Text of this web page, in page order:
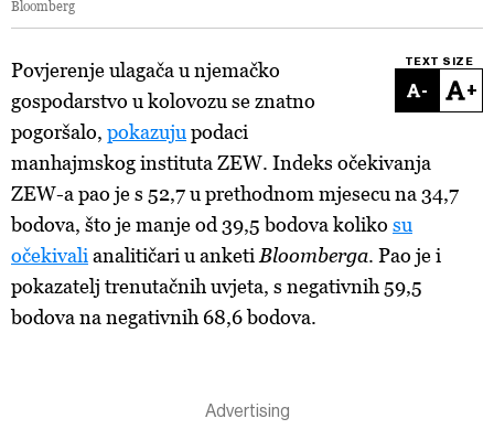
Bloomberg
TEXT SIZE
- +
Povjerenje ulagača u njemačko
gospodarstvo u kolovozu se znatno
pogoršalo, pokazuju podaci
manhajmskog instituta ZEW. Indeks očekivanja
ZEW-a pao je s 52,7 u prethodnom mjesecu na 34,7
bodova, što je manje od 39,5 bodova koliko su
očekivali analitičari u anketi Bloomberga. Pao je i
pokazatelj trenutačnih uvjeta, s negativnih 59,5
bodova na negativnih 68,6 bodova.